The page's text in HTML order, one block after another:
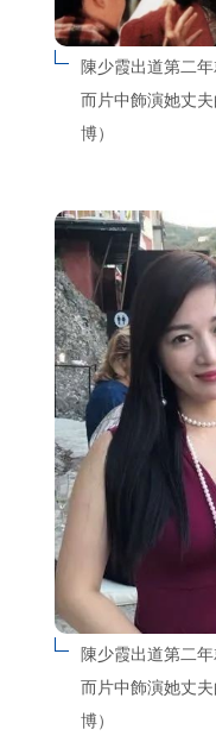
陳少霞出道第二
而片中飾演她丈
博）
陳少霞出道第二
而片中飾演她丈
博）